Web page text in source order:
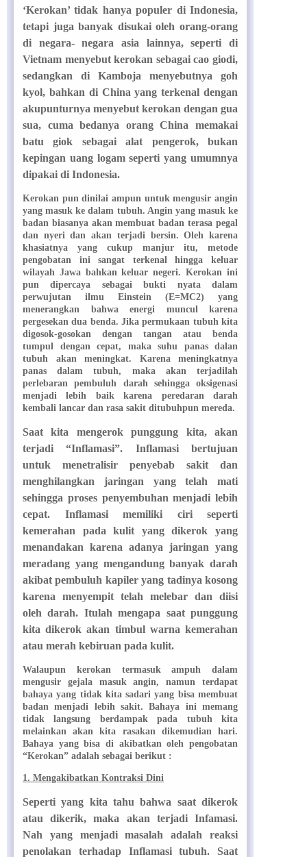
‘Kerokan’ tidak hanya populer di Indonesia,
tetapi juga banyak disukai oleh orang-orang
di negara- negara asia lainnya, seperti di
Vietnam menyebut kerokan sebagai cao giodi,
sedangkan di Kamboja menyebutnya goh
kyol, bahkan di China yang terkenal dengan
akupunturnya menyebut kerokan dengan gua
sua, cuma bedanya orang China memakai
batu giok sebagai alat pengerok, bukan
kepingan uang logam seperti yang umumnya
dipakai di Indonesia.
Kerokan pun dinilai ampun untuk mengusir angin
yang masuk ke dalam tubuh. Angin yang masuk ke
badan biasanya akan membuat badan terasa pegal
dan nyeri dan akan terjadi bersin. Oleh karena
khasiatnya yang cukup manjur itu, metode
pengobatan ini sangat terkenal hingga keluar
wilayah Jawa bahkan keluar negeri. Kerokan ini
pun dipercaya sebagai bukti nyata dalam
perwujutan ilmu Einstein (E=MC2) yang
menerangkan bahwa energi muncul karena
pergesekan dua benda. Jika permukaan tubuh kita
digosok-gosokan dengan tangan atau benda
tumpul dengan cepat, maka suhu panas dalan
tubuh akan meningkat. Karena meningkatnya
panas dalam tubuh, maka akan terjadilah
perlebaran pembuluh darah sehingga oksigenasi
menjadi lebih baik karena peredaran darah
kembali lancar dan rasa sakit ditubuhpun mereda.
Saat kita mengerok punggung kita, akan
terjadi “Inflamasi”. Inflamasi bertujuan
untuk menetralisir penyebab sakit dan
menghilangkan jaringan yang telah mati
sehingga proses penyembuhan menjadi lebih
cepat. Inflamasi memiliki ciri seperti
kemerahan pada kulit yang dikerok yang
menandakan karena adanya jaringan yang
meradang yang mengandung banyak darah
akibat pembuluh kapiler yang tadinya kosong
karena menyempit telah melebar dan diisi
oleh darah. Itulah mengapa saat punggung
kita dikerok akan timbul warna kemerahan
atau merah kebiruan pada kulit.
Walaupun kerokan termasuk ampuh dalam
mengusir gejala masuk angin, namun terdapat
bahaya yang tidak kita sadari yang bisa membuat
badan menjadi lebih sakit. Bahaya ini memang
tidak langsung berdampak pada tubuh kita
melainkan akan kita rasakan dikemudian hari.
Bahaya yang bisa di akibatkan oleh pengobatan
“Kerokan” adalah sebagai berikut :
1. Mengakibatkan Kontraksi Dini
Seperti yang kita tahu bahwa saat dikerok
atau dikerik, maka akan terjadi Infamasi.
Nah yang menjadi masalah adalah reaksi
penolakan terhadap Inflamasi tubuh. Saat